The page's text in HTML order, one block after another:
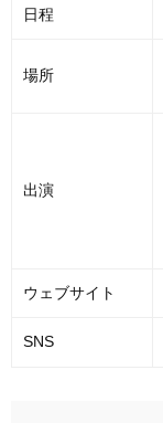
日程
場所
出演
ウェブサイト
SNS